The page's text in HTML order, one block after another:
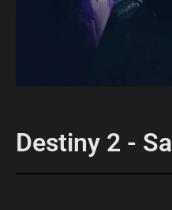
Destiny 2 -